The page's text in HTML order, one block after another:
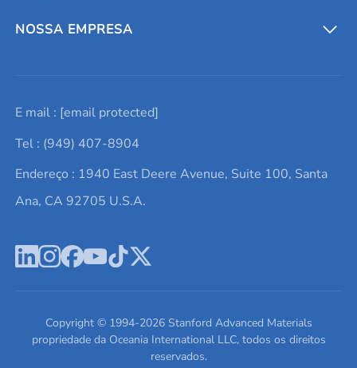
Entre em contato conosco
Lista de consultas
Termos e Condições
Política de Privacidade
Metais refratários
Elementos de terras raras
Alvos de pulverização catódica
Ácido hialurônico
NOSSA EMPRESA
Promoções atuais
Notícias e blogs
Estudos de caso
Escreva para nós
E mail : [email protected]
Tel : (949) 407-8904
Endereço : 1940 East Deere Avenue, Suite 100, Santa
Ana, CA 92705 U.S.A.
Copyright © 1994-2026Stanford Advanced Materials
propriedade da Oceania International LLC, todos os direitos
reservados.